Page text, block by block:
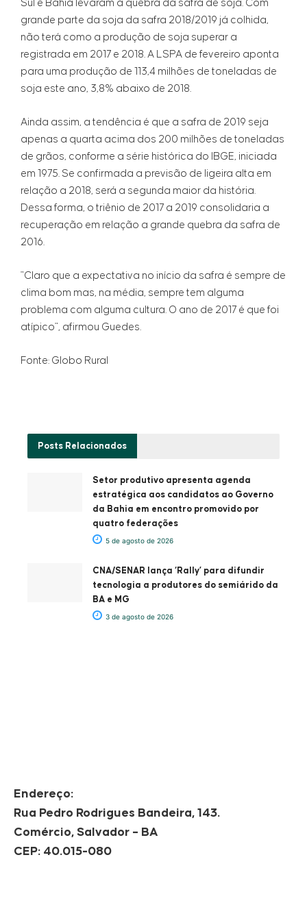
Sul e Bahia levaram à quebra da safra de soja. Com
grande parte da soja da safra 2018/2019 já colhida,
não terá como a produção de soja superar a
registrada em 2017 e 2018. A LSPA de fevereiro aponta
para uma produção de 113,4 milhões de toneladas de
soja este ano, 3,8% abaixo de 2018.
Ainda assim, a tendência é que a safra de 2019 seja
apenas a quarta acima dos 200 milhões de toneladas
de grãos, conforme a série histórica do IBGE, iniciada
em 1975. Se confirmada a previsão de ligeira alta em
relação a 2018, será a segunda maior da história.
Dessa forma, o triênio de 2017 a 2019 consolidaria a
recuperação em relação a grande quebra da safra de
2016.
"Claro que a expectativa no início da safra é sempre de
clima bom mas, na média, sempre tem alguma
problema com alguma cultura. O ano de 2017 é que foi
atípico", afirmou Guedes.
Fonte: Globo Rural
Posts Relacionados
Setor produtivo apresenta agenda
estratégica aos candidatos ao Governo
da Bahia em encontro promovido por
quatro federações
5 de agosto de 2026
CNA/SENAR lança ‘Rally’ para difundir
tecnologia a produtores do semiárido da
BA e MG
3 de agosto de 2026
Endereço:
Rua Pedro Rodrigues Bandeira, 143.
Comércio, Salvador – BA
CEP: 40.015-080